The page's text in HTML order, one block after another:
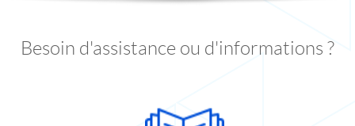
Besoin d'assistance ou d'informations ?